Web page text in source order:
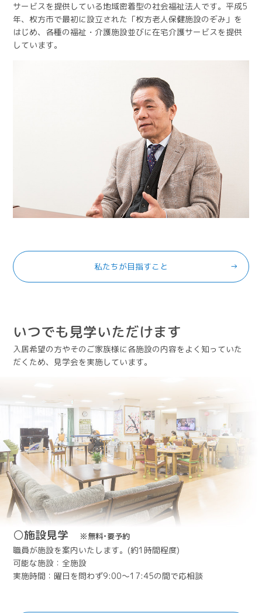
サービスを提供している地域密着型の社会福祉法人です。平成5
年、枚方市で最初に設立された「枚方老人保健施設のぞみ」を
はじめ、各種の福祉・介護施設並びに在宅介護サービスを提供
しています。
私たちが目指すこと
いつでも見学いただけます
入居希望の方やそのご家族様に各施設の内容をよく知っていた
だくため、見学会を実施しています。
施設見学 ※無料･要予約
職員が施設を案内いたします。(約1時間程度)
可能な施設：全施設
実施時間：曜日を問わず9:00～17:45の間で応相談